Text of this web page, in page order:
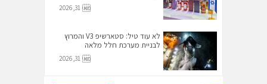
מאי 31, 2026
לא עוד טיל: סטארשיפ V3 והמרוץ
לבניית מערכת חלל מלאה
מאי 31, 2026